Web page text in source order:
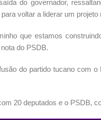
do governador,
voltar a liderar um
que estamos
do PSDB.
do partido tucano com
20 deputados e o PSDB,